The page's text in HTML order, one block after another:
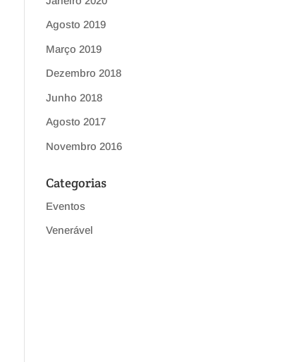
Agosto 2019
Março 2019
Dezembro 2018
Junho 2018
Agosto 2017
Novembro 2016
Categorias
Eventos
Venerável